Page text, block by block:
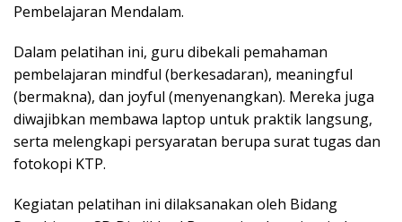
Pembelajaran Mendalam.
Dalam pelatihan ini, guru dibekali pemahaman
pembelajaran mindful (berkesadaran), meaningful
(bermakna), dan joyful (menyenangkan). Mereka juga
diwajibkan membawa laptop untuk praktik langsung,
serta melengkapi persyaratan berupa surat tugas dan
fotokopi KTP.
Kegiatan pelatihan ini dilaksanakan oleh Bidang